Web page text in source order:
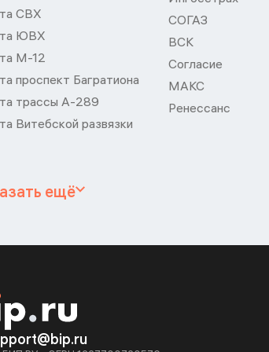
СВХ
ЮВХ
М-12
проспект Багратиона
трассы А-289
Витебской развязки
СОГАЗ
ВСК
Согласие
МАКС
Ренессанс
ещё